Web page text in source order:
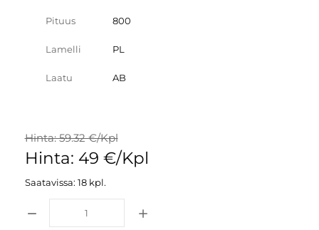
Pituus 800
Lamelli PL
Laatu AB
Hinta: 59.32 €/Kpl
Hinta: 49 €/Kpl
Saatavissa: 18 kpl.